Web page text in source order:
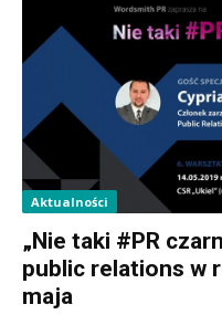
Aktualności
„Nie taki #PR
public relations w
maja